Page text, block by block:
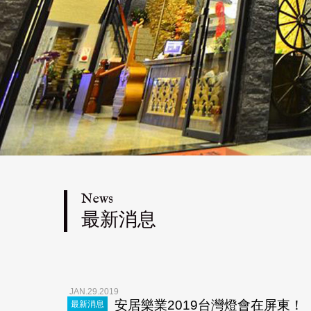
News
最新消息
JAN.29.2019
最新消息
安居樂業2019台灣燈會在屏東！